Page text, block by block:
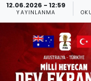
12.06.2026 - 12:59
YAYINLANMA
Teknoloji
Resmi İlanlar
Yaşam
Künye
Gizlilik